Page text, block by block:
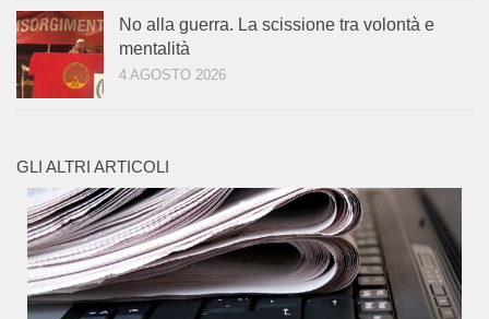
No alla guerra. La scissione tra volontà e
mentalità
4 AGOSTO 2026
GLI ALTRI ARTICOLI